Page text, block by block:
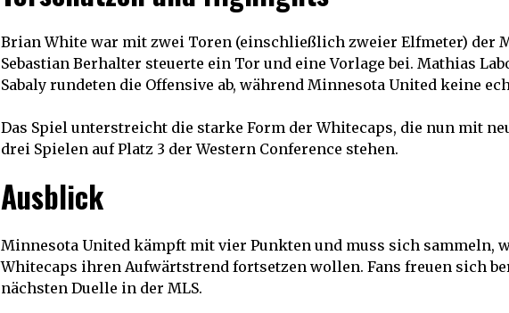
Brian White war mit zwei Toren (einschließlich zweier Elfmeter) der
Sebastian Berhalter steuerte ein Tor und eine Vorlage bei. Mathias
Sabaly rundeten die Offensive ab, während Minnesota United keine
Das Spiel unterstreicht die starke Form der Whitecaps, die nun mit
drei Spielen auf Platz 3 der Western Conference stehen.
Ausblick
Minnesota United kämpft mit vier Punkten und muss sich sammeln,
Whitecaps ihren Aufwärtstrend fortsetzen wollen. Fans freuen sich
nächsten Duelle in der MLS.